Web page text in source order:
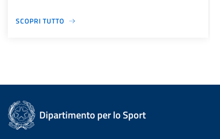
SCOPRI TUTTO
Dipartimento per lo Sport